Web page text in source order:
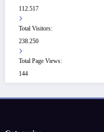
112.517
Total Visitors:
238.250
Total Page Views:
144